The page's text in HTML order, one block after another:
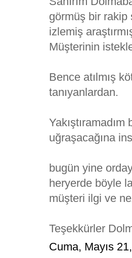
görmüş bir rakip
izlemiş
Müşterinin
Bence atılmış
tanıyanlardan.
uğraşacağına
bugün yine
heryerde böyle
müşteri ilgi ve
Teşekkürler
Cuma, Mayıs